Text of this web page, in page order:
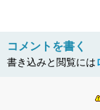
コメントを書く
書き込みと閲覧には